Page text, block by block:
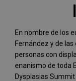
En nombre de los
Fernández y de
personas con
enanismo de toda
Dysplasias